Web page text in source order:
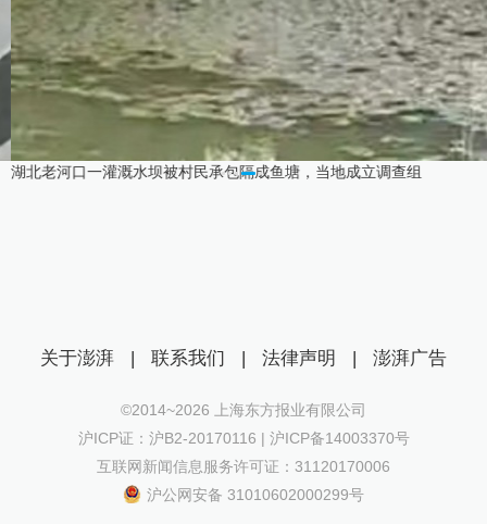
湖北老河口一灌溉水坝被村民承包隔成鱼塘，当地成立调查组
关于澎湃 | 联系我们 | 法律声明 | 澎湃广告
©2014~2026 上海东方报业有限公司
沪ICP证：沪B2-20170116 | 沪ICP备14003370号
互联网新闻信息服务许可证：31120170006
沪公网安备 31010602000299号